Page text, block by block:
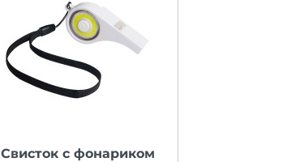
Свисток с фонариком